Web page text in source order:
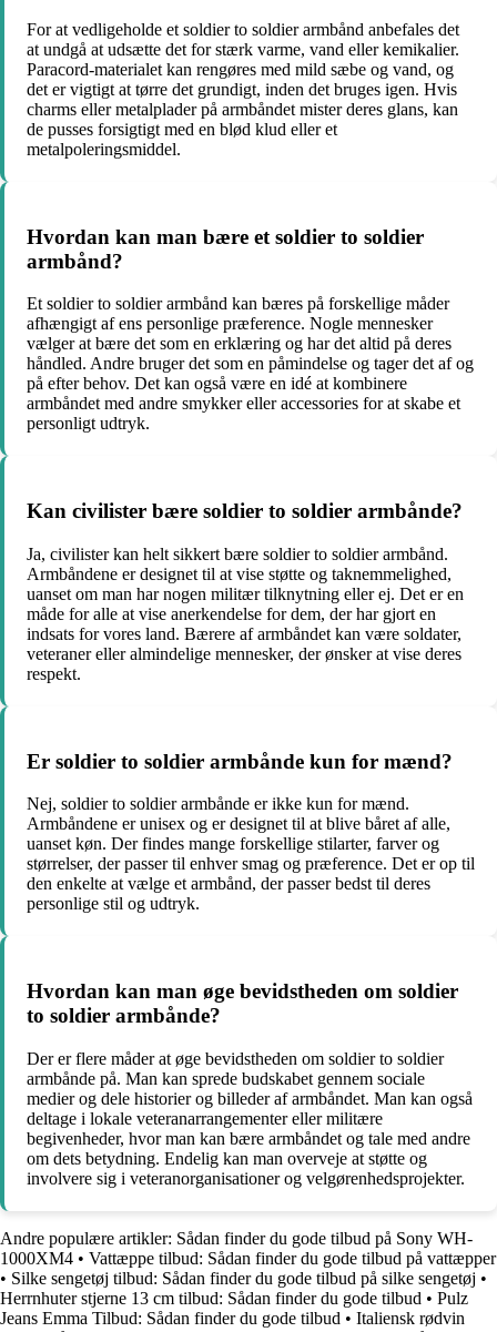
For at vedligeholde et soldier to soldier armbånd anbefales det
at undgå at udsætte det for stærk varme, vand eller kemikalier.
Paracord-materialet kan rengøres med mild sæbe og vand, og
det er vigtigt at tørre det grundigt, inden det bruges igen. Hvis
charms eller metalplader på armbåndet mister deres glans, kan
de pusses forsigtigt med en blød klud eller et
metalpoleringsmiddel.
Hvordan kan man bære et soldier to soldier
armbånd?
Et soldier to soldier armbånd kan bæres på forskellige måder
afhængigt af ens personlige præference. Nogle mennesker
vælger at bære det som en erklæring og har det altid på deres
håndled. Andre bruger det som en påmindelse og tager det af og
på efter behov. Det kan også være en idé at kombinere
armbåndet med andre smykker eller accessories for at skabe et
personligt udtryk.
Kan civilister bære soldier to soldier armbånde?
Ja, civilister kan helt sikkert bære soldier to soldier armbånd.
Armbåndene er designet til at vise støtte og taknemmelighed,
uanset om man har nogen militær tilknytning eller ej. Det er en
måde for alle at vise anerkendelse for dem, der har gjort en
indsats for vores land. Bærere af armbåndet kan være soldater,
veteraner eller almindelige mennesker, der ønsker at vise deres
respekt.
Er soldier to soldier armbånde kun for mænd?
Nej, soldier to soldier armbånde er ikke kun for mænd.
Armbåndene er unisex og er designet til at blive båret af alle,
uanset køn. Der findes mange forskellige stilarter, farver og
størrelser, der passer til enhver smag og præference. Det er op til
den enkelte at vælge et armbånd, der passer bedst til deres
personlige stil og udtryk.
Hvordan kan man øge bevidstheden om soldier
to soldier armbånde?
Der er flere måder at øge bevidstheden om soldier to soldier
armbånde på. Man kan sprede budskabet gennem sociale
medier og dele historier og billeder af armbåndet. Man kan også
deltage i lokale veteranarrangementer eller militære
begivenheder, hvor man kan bære armbåndet og tale med andre
om dets betydning. Endelig kan man overveje at støtte og
involvere sig i veteranorganisationer og velgørenhedsprojekter.
Andre populære artikler: Sådan finder du gode tilbud på Sony WH-
1000XM4 • Vattæppe tilbud: Sådan finder du gode tilbud på vattæpper
• Silke sengetøj tilbud: Sådan finder du gode tilbud på silke sengetøj •
Herrnhuter stjerne 13 cm tilbud: Sådan finder du gode tilbud • Pulz
Jeans Emma Tilbud: Sådan finder du gode tilbud • Italiensk rødvin